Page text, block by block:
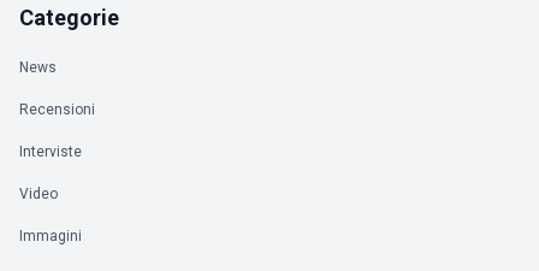
Categorie
News
Recensioni
Interviste
Video
Immagini